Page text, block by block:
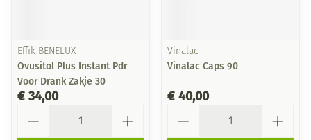
Effik BENELUX
Ovusitol Plus Instant Pdr
Voor Drank Zakje 30
€ 34,00
Vinalac
Vinalac Caps 90
€ 40,00